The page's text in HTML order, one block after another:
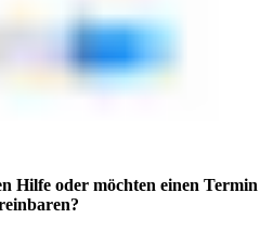
Hilfe oder möchten einen Termin